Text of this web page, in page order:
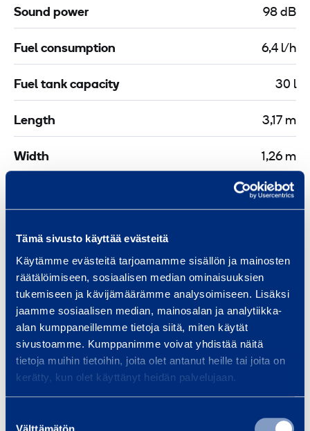
Tämä sivusto käyttää evästeitä
Käytämme evästeitä tarjoamamme sisällön ja mainosten
räätälöimiseen, sosiaalisen median ominaisuuksien
tukemiseen ja kävijämäärämme analysoimiseen. Lisäksi
jaamme sosiaalisen median, mainosalan ja analytiikka-
alan kumppaneillemme tietoja siitä, miten käytät
sivustoamme. Kumppanimme voivat yhdistää näitä
tietoja muihin tietoihin, joita olet antanut heille tai joita on
kerätty, kun olet käyttänyt heidän palvelujaan.
Sound power 98 dB
Fuel consumption 6,4 l/h
Fuel tank capacity 30 l
Length 3,17 m
Width 1,26 m
1,2 m
Safety
Documents
Similar products